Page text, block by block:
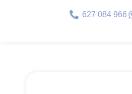
627 084 966